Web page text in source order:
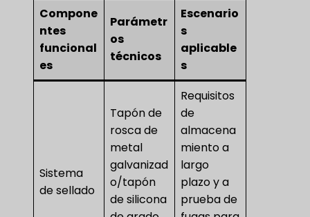
Compone
ntes
funcional
es
Parámetr
os
técnicos
Escenario
s
aplicable
s
Sistema
de sellado
Tapón de
rosca de
metal
galvanizad
o/tapón
de silicona
Requisitos
de
almacena
miento a
largo
plazo y a
prueba de